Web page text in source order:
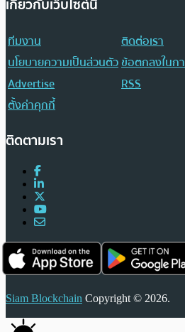
เกี่ยวกับเว็บไซต์นี้
ทีมงาน
ติดต่อเรา
นโยบายความเป็นส่วนตัวข้อตกลงในก
Advertise
RSS
ตั้งค่าคุกกี้
ติดตามเรา
Siam Blockchain Copyright © 2026.